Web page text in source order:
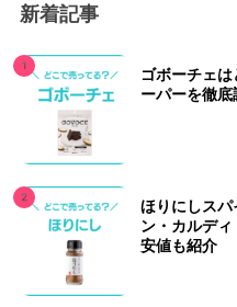
新着記事
ゴボーチェ
ーパーを徹
ほりにしスパ
ン・カルデ
安値も紹介